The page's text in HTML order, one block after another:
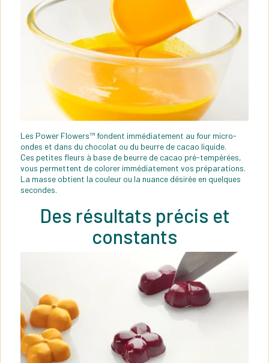
Les Power Flowers™ fondent immédiatement au four micro-
ondes et dans du chocolat ou du beurre de cacao liquide.
Ces petites fleurs à base de beurre de cacao pré-tempérées,
vous permettent de colorer immédiatement vos préparations.
La masse obtient la couleur ou la nuance désirée en quelques
secondes.
Des résultats précis et
constants